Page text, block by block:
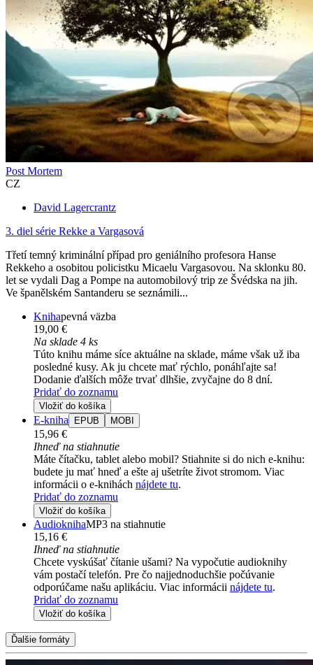
Post Mortem
CZ
David Lagercrantz
3. diel série Rekke a Vargasová
Třetí temný kriminální případ pro geniálního profesora Hanse
Rekkeho a osobitou policistku Micaelu Vargasovou. Na sklonku 80.
let se vydali Dag a Pompe na automobilový trip ze Švédska na jih.
Ve španělském Santanderu se seznámili...
Knihapevná väzba
19,00 €
Na sklade 4 ks
Túto knihu máme síce aktuálne na sklade, máme však už iba
posledné kusy. Ak ju chcete mať rýchlo, ponáhľajte sa!
Dodanie ďalších môže trvať dlhšie, zvyčajne do 8 dní.
Pridať do zoznamu
Vložiť do košíka
E-kniha EPUB MOBI
15,96 €
Ihneď na stiahnutie
Máte čítačku, tablet alebo mobil? Stiahnite si do nich e-knihu:
budete ju mať hneď a ešte aj ušetríte život stromom. Viac
informácii o e-knihách nájdete tu.
Pridať do zoznamu
Vložiť do košíka
AudioknihaMP3 na stiahnutie
15,16 €
Ihneď na stiahnutie
Chcete vyskúšať čítanie ušami? Na vypočutie audioknihy
vám postačí telefón. Pre čo najjednoduchšie počúvanie
odporúčame našu aplikáciu. Viac informácii nájdete tu.
Pridať do zoznamu
Vložiť do košíka
Ďalšie formáty